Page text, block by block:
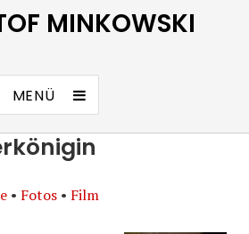
MINKOWSKI
MENÜ
• Fotos • Film